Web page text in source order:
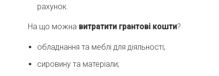
рахунок.
На що можна витратити грантові кошти?
обладнання та меблі для діяльності;
сировину та матеріали;